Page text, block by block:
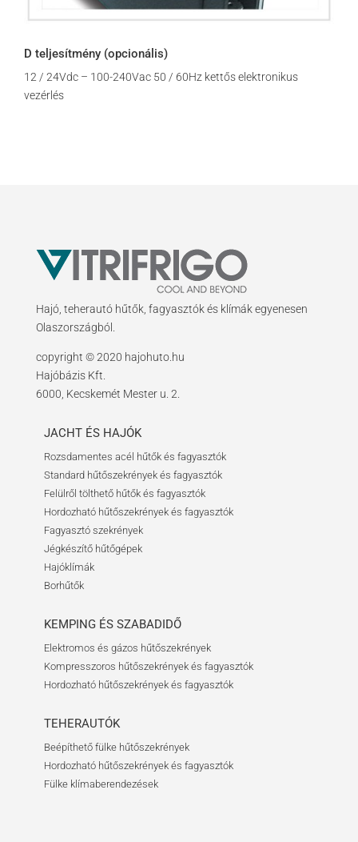
D teljesítmény (opcionális)
12 / 24Vdc – 100-240Vac 50 / 60Hz kettős elektronikus
vezérlés
Hajó, teherautó hűtők, fagyasztók és klímák egyenesen
Olaszországból.
copyright © 2020 hajohuto.hu
Hajóbázis Kft.
6000, Kecskemét Mester u. 2.
JACHT ÉS HAJÓK
Rozsdamentes acél hűtők és fagyasztók
Standard hűtőszekrények és fagyasztók
Felülről tölthető hűtők és fagyasztók
Hordozható hűtőszekrények és fagyasztók
Fagyasztó szekrények
Jégkészítő hűtőgépek
Hajóklímák
Borhűtők
KEMPING ÉS SZABADIDŐ
Elektromos és gázos hűtőszekrények
Kompresszoros hűtőszekrények és fagyasztók
Hordozható hűtőszekrények és fagyasztók
TEHERAUTÓK
Beépíthető fülke hűtőszekrények
Hordozható hűtőszekrények és fagyasztók
Fülke klímaberendezések